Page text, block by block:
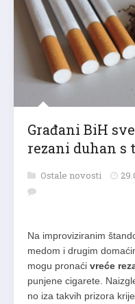
Građani BiH
rezani duhan s
Ostale novosti
Na improviziranim
medom i drugim
mogu pronaći vreće
punjene cigarete.
no iza takvih prizora